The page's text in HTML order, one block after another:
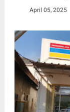
April 05, 2025